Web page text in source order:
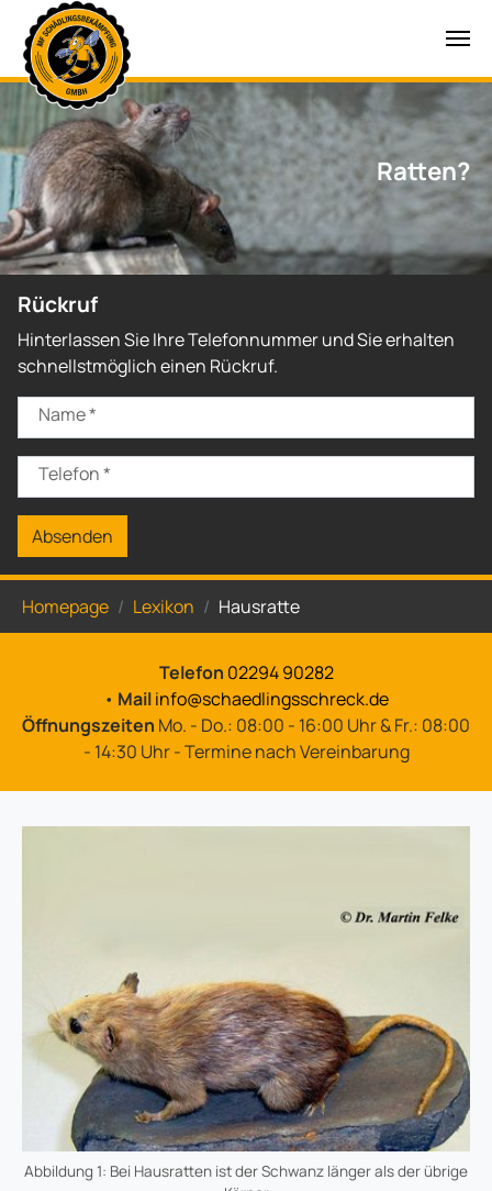
Zum Hauptinhalt springen
Ratten?
Wespen?
Rückruf
Hinterlassen Sie Ihre Telefonnummer und Sie erhalten
schnellstmöglich einen Rückruf.
Name*
Telefon*
Absenden
Homepage Lexikon Hausratte
Telefon 02294 90282
• Mailinfo@schaedlingsschreck.de
Öffnungszeiten Mo. - Do.: 08:00 - 16:00 Uhr & Fr.: 08:00
- 14:30 Uhr - Termine nach Vereinbarung
Abbildung 1: Bei Hausratten ist der Schwanz länger als der übrige